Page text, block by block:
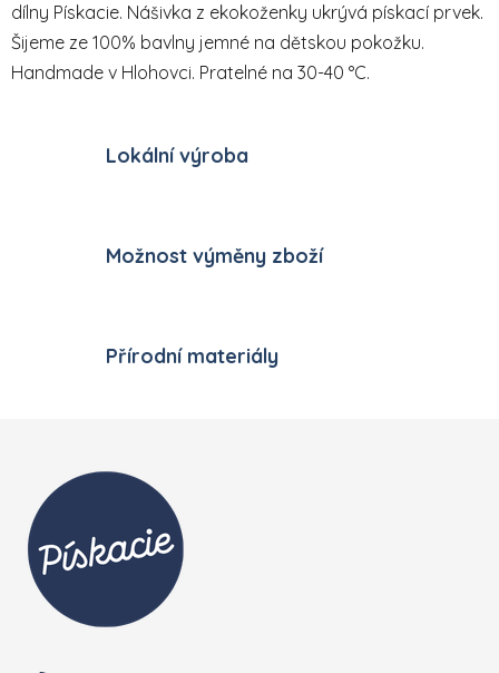
dílny Pískacie. Nášivka z ekokoženky ukrývá pískací prvek.
Šijeme ze 100% bavlny jemné na dětskou pokožku.
Handmade v Hlohovci. Pratelné na 30-40 °C.
Lokální výroba
Možnost výměny zboží
Přírodní materiály